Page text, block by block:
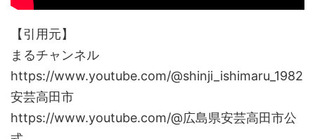
【引用元】
まるチャンネル
https://www.youtube.com/@shinji_ishimaru_1982
安芸高田市
https://www.youtube.com/@広島県安芸高田市公